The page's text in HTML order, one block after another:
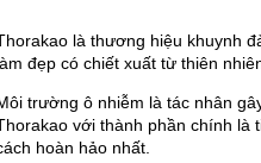
là thương hiệu khuynh
đẹp có chiết xuất từ thiên
trường ô nhiễm là tác nhân
với thành phần chính là
hoàn hảo nhất.